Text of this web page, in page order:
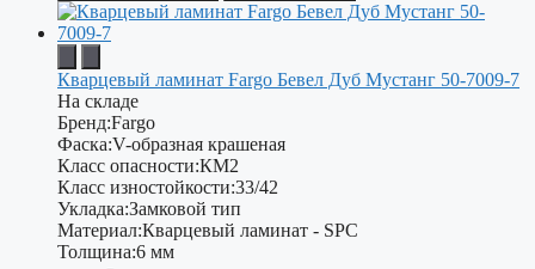
Кварцевый ламинат Fargo Бевел Дуб Мустанг 50-7009-7
На складе
Бренд:Fargo
Фаска:V-образная крашеная
Класс опасности:КМ2
Класс изностойкости:33/42
Укладка:Замковой тип
Материал:Кварцевый ламинат - SPC
Толщина:6 мм